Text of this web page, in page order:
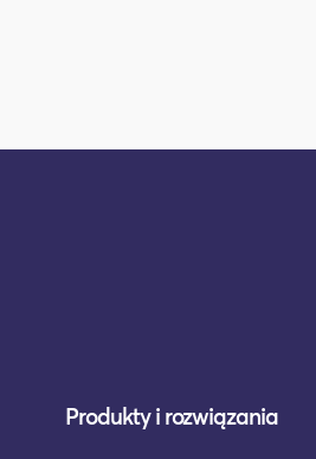
Produkty i rozwiązania